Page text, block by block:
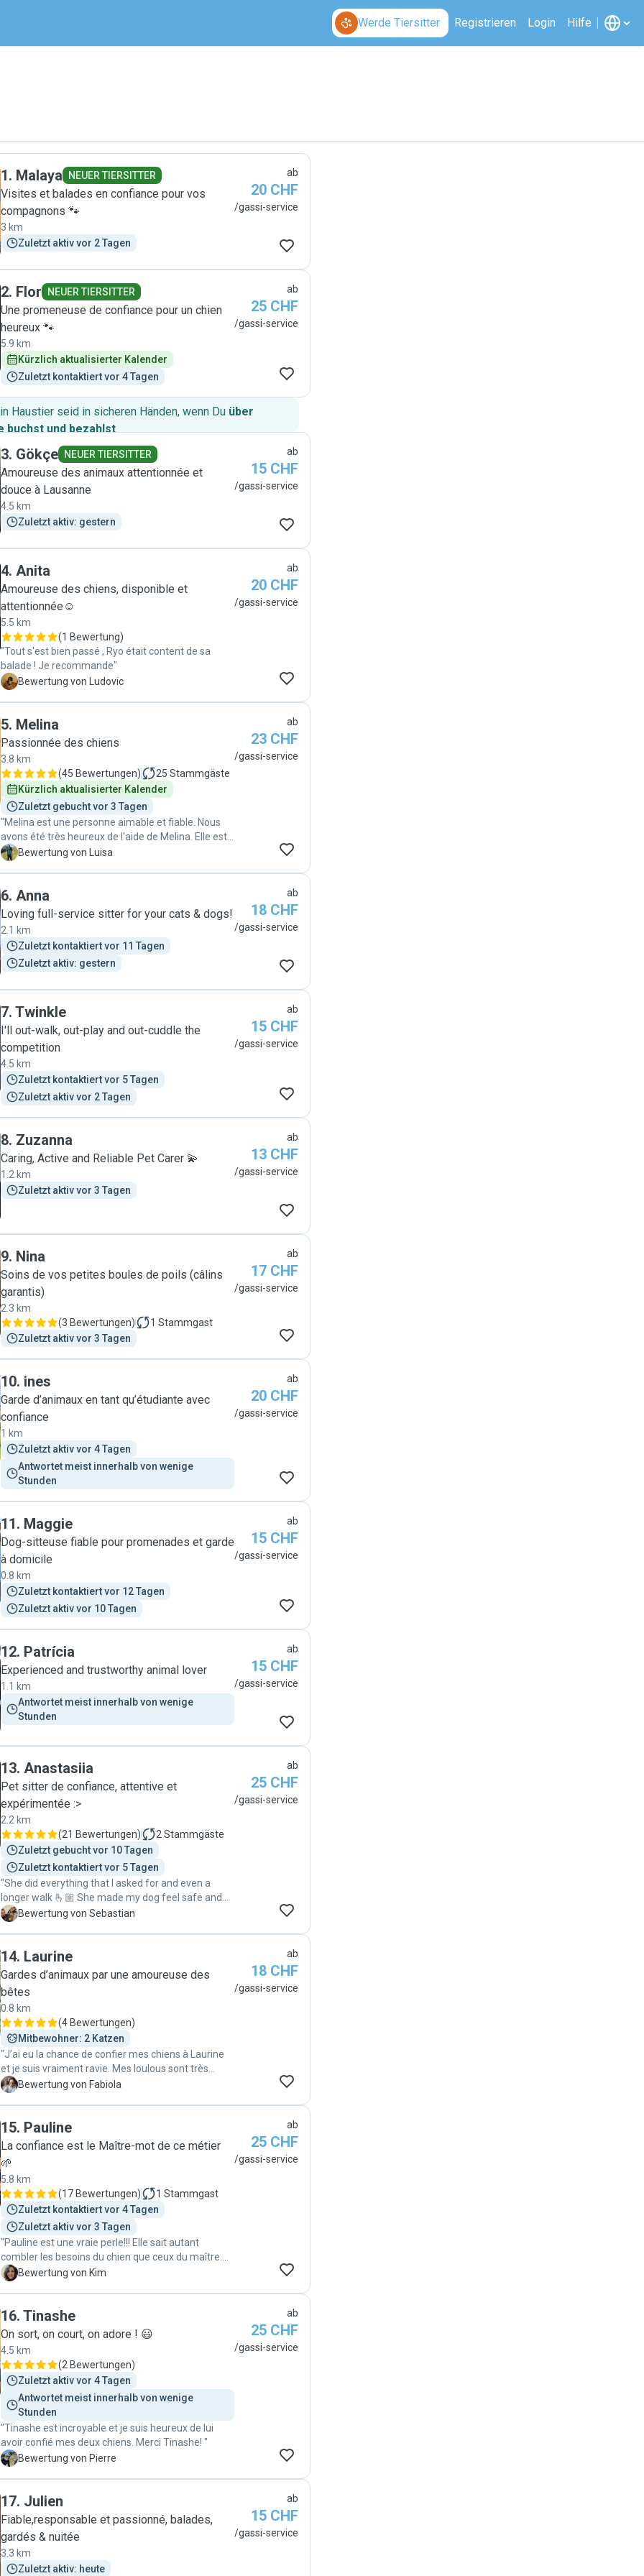
Werde Tiersitter Registrieren Login Hilfe
1. Malaya NEUER TIERSITTER
Visites et balades en confiance pour vos
compagnons 🐾
3 km
Zuletzt aktiv vor 2 Tagen
ab
20 CHF
/gassi-service
2. Flor NEUER TIERSITTER
Une promeneuse de confiance pour un chien
heureux 🐾
5.9 km
Kürzlich aktualisierter Kalender
Zuletzt kontaktiert vor 4 Tagen
ab
25 CHF
/gassi-service
Haustier seid in sicheren Händen, wenn Du über
buchst und bezahlst.
3. Gökçe NEUER TIERSITTER
Amoureuse des animaux attentionnée et
douce à Lausanne
4.5 km
Zuletzt aktiv: gestern
ab
15 CHF
/gassi-service
4. Anita
Amoureuse des chiens, disponible et
attentionnée☺️
5.5 km
(1 Bewertung)
"Tout s'est bien passé , Ryo était content de sa
balade ! Je recommande"
L
Bewertung von Ludovic
ab
20 CHF
/gassi-service
5. Melina
Passionnée des chiens
3.8 km
(45 Bewertungen) 25 Stammgäste
Kürzlich aktualisierter Kalender
Zuletzt gebucht vor 3 Tagen
"Melina est une personne aimable et fiable. Nous
avons été très heureux de l'aide de Melina. Elle est
venue plusieurs jours pour promener notre chien et
L Bewertung von Luisa
ab
23 CHF
/gassi-service
6. Anna
Loving full-service sitter for your cats & dogs!
2.1 km
Zuletzt kontaktiert vor 11 Tagen
Zuletzt aktiv: gestern
ab
18 CHF
/gassi-service
7. Twinkle
I'll out-walk, out-play and out-cuddle the
competition
4.5 km
Zuletzt kontaktiert vor 5 Tagen
Zuletzt aktiv vor 2 Tagen
ab
15 CHF
/gassi-service
8. Zuzanna
Caring, Active and Reliable Pet Carer 💫
1.2 km
Zuletzt aktiv vor 3 Tagen
ab
13 CHF
/gassi-service
9. Nina
Soins de vos petites boules de poils (câlins
garantis)
2.3 km
(3 Bewertungen) 1 Stammgast
Zuletzt aktiv vor 3 Tagen
ab
17 CHF
/gassi-service
10. ines
Garde d’animaux en tant qu’étudiante avec
confiance
1 km
Zuletzt aktiv vor 4 Tagen
Antwortet meist innerhalb von wenige
Stunden
ab
20 CHF
/gassi-service
11. Maggie
Dog-sitteuse fiable pour promenades et garde
à domicile
0.8 km
Zuletzt kontaktiert vor 12 Tagen
Zuletzt aktiv vor 10 Tagen
ab
15 CHF
/gassi-service
12. Patrícia
Experienced and trustworthy animal lover
1.1 km
Antwortet meist innerhalb von wenige
Stunden
ab
15 CHF
/gassi-service
13. Anastasiia
Pet sitter de confiance, attentive et
expérimentée :>
2.2 km
(21 Bewertungen) 2 Stammgäste
Zuletzt gebucht vor 10 Tagen
Zuletzt kontaktiert vor 5 Tagen
"She did everything that I asked for and even a
longer walk 🫰🏼 She made my dog feel safe and
that’s all that matters 🥰 I recommend her taking
S Bewertung von Sebastian
ab
25 CHF
/gassi-service
14. Laurine
Gardes d’animaux par une amoureuse des
bêtes
0.8 km
(4 Bewertungen)
Mitbewohner: 2 Katzen
"J’ai eu la chance de confier mes chiens à Laurine
et je suis vraiment ravie. Mes loulous sont très
joueurs et parfois un peu trop émotifs… mais elle a
F Bewertung von Fabiola
ab
18 CHF
/gassi-service
15. Pauline
La confiance est le Maître-mot de ce métier
🌱
5.8 km
(17 Bewertungen) 1 Stammgast
Zuletzt kontaktiert vor 4 Tagen
Zuletzt aktiv vor 3 Tagen
"Pauline est une vraie perle!!! Elle sait autant
combler les besoins du chien que ceux du maître.
En effet, elle envoie toujours une petite vidéo ou
déroulée. Sa fiabilité, son amour pour les animaux
et sa douceur se ressentent de suite. Je sens ma
chienne très en confiance et excitée de la voir à
chaque fois! Bref, vous pouvez y aller les yeux
fermés !☺️"
K Bewertung von Kim
ab
25 CHF
/gassi-service
16. Tinashe
On sort, on court, on adore ! 😃
4.5 km
(2 Bewertungen)
Zuletzt aktiv vor 4 Tagen
Antwortet meist innerhalb von wenige
Stunden
"Tinashe est incroyable et je suis heureux de lui
avoir confié mes deux chiens. Merci Tinashe! "
P Bewertung von Pierre
ab
25 CHF
/gassi-service
17. Julien
Fiable,responsable et passionné, balades,
gardés & nuitée
3.3 km
Zuletzt aktiv: heute
ab
15 CHF
/gassi-service